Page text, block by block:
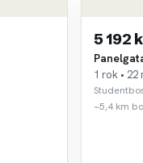
5 192
1 rok • 22
~5,4 km